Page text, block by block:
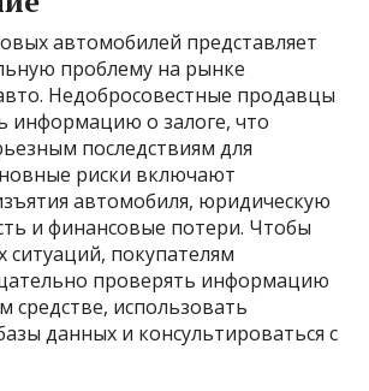
автомобилей представляет
проблему на рынке
Недобросовестные продавцы
информацию о залоге, что
последствиям для
риски включают
автомобиля, юридическую
и финансовые потери. Чтобы
ситуаций, покупателям
проверять информацию
средстве, использовать
данных и консультироваться с